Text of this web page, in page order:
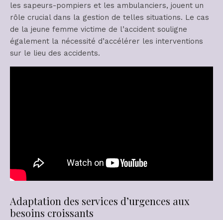
les sapeurs-pompiers et les ambulanciers, jouent un
rôle crucial dans la gestion de telles situations. Le cas
de la jeune femme victime de l’accident souligne
également la nécessité d’accélérer les interventions
sur le lieu des accidents.
Adaptation des services d’urgences aux
besoins croissants